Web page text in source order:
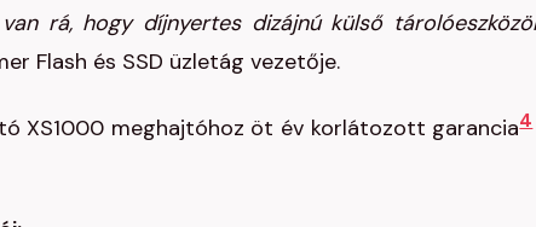
rá, hogy díjnyertes dizájnú külső
Flash és SSD üzletág vezetője.
XS1000 meghajtóhoz öt év korlátozott garancia4